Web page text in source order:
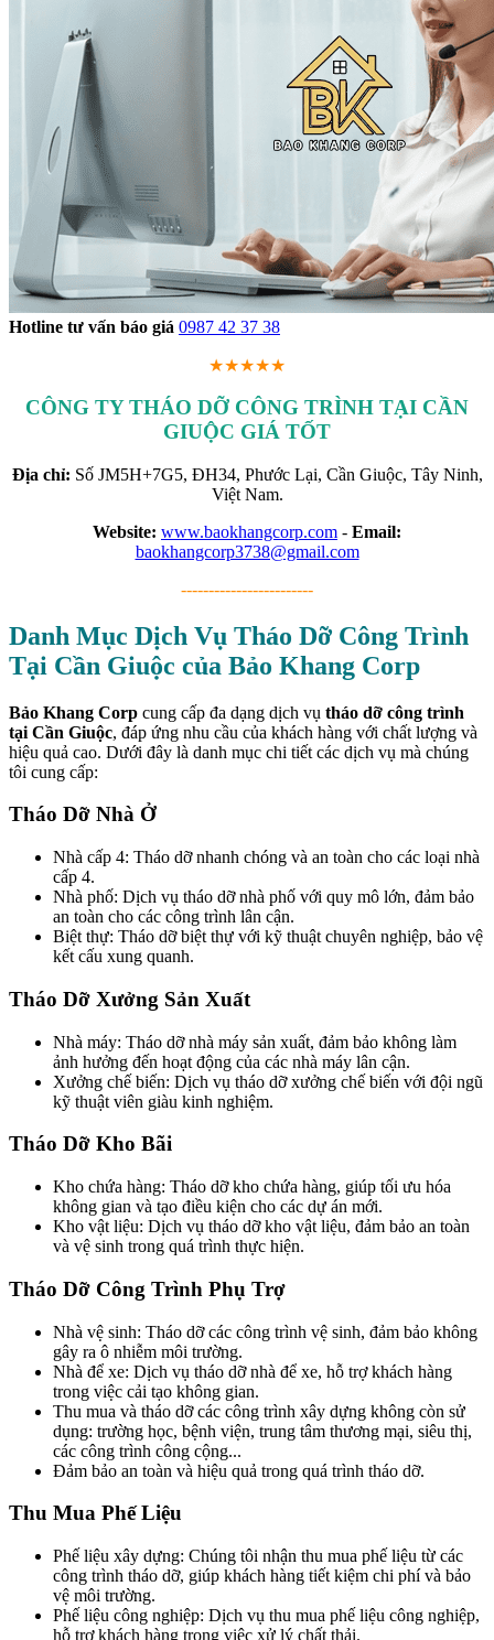
Hotline tư vấn báo giá 0987 42 37 38
★★★★★
CÔNG TY THÁO DỠ CÔNG TRÌNH TẠI CẦN
GIUỘC GIÁ TỐT
Địa chỉ: Số JM5H+7G5, ĐH34, Phước Lại, Cần Giuộc, Tây Ninh,
Việt Nam.
Website: www.baokhangcorp.com - Email:
baokhangcorp3738@gmail.com
------------------------
Danh Mục Dịch Vụ Tháo Dỡ Công Trình
Tại Cần Giuộc của Bảo Khang Corp
Bảo Khang Corp cung cấp đa dạng dịch vụ tháo dỡ công trình
tại Cần Giuộc, đáp ứng nhu cầu của khách hàng với chất lượng và
hiệu quả cao. Dưới đây là danh mục chi tiết các dịch vụ mà chúng
tôi cung cấp:
Tháo Dỡ Nhà Ở
Nhà cấp 4: Tháo dỡ nhanh chóng và an toàn cho các loại nhà
cấp 4.
Nhà phố: Dịch vụ tháo dỡ nhà phố với quy mô lớn, đảm bảo
an toàn cho các công trình lân cận.
Biệt thự: Tháo dỡ biệt thự với kỹ thuật chuyên nghiệp, bảo vệ
kết cấu xung quanh.
Tháo Dỡ Xưởng Sản Xuất
Nhà máy: Tháo dỡ nhà máy sản xuất, đảm bảo không làm
ảnh hưởng đến hoạt động của các nhà máy lân cận.
Xưởng chế biến: Dịch vụ tháo dỡ xưởng chế biến với đội ngũ
kỹ thuật viên giàu kinh nghiệm.
Tháo Dỡ Kho Bãi
Kho chứa hàng: Tháo dỡ kho chứa hàng, giúp tối ưu hóa
không gian và tạo điều kiện cho các dự án mới.
Kho vật liệu: Dịch vụ tháo dỡ kho vật liệu, đảm bảo an toàn
và vệ sinh trong quá trình thực hiện.
Tháo Dỡ Công Trình Phụ Trợ
Nhà vệ sinh: Tháo dỡ các công trình vệ sinh, đảm bảo không
gây ra ô nhiễm môi trường.
Nhà để xe: Dịch vụ tháo dỡ nhà để xe, hỗ trợ khách hàng
trong việc cải tạo không gian.
Thu mua và tháo dỡ các công trình xây dựng không còn sử
dụng: trường học, bệnh viện, trung tâm thương mại, siêu thị,
các công trình công cộng...
Đảm bảo an toàn và hiệu quả trong quá trình tháo dỡ.
Thu Mua Phế Liệu
Phế liệu xây dựng: Chúng tôi nhận thu mua phế liệu từ các
công trình tháo dỡ, giúp khách hàng tiết kiệm chi phí và bảo
vệ môi trường.
Phế liệu công nghiệp: Dịch vụ thu mua phế liệu công nghiệp,
hỗ trợ khách hàng trong việc xử lý chất thải.